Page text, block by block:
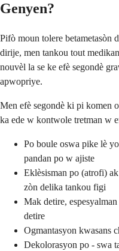
Genyen?
Pifò moun tolere
dirije, men tankou tout
nouvèl la se ke efè segondè
apwopriye.
Men efè segondè ki pi komen
ka ede w kontwole tretman w
Po boule oswa pike lè
pandan po w ajiste
Eklèsisman po (atrofi)
zòn delika tankou figi
Mak detire,
detire
Ogmantasyon kwasans
Dekolorasyon po - swa